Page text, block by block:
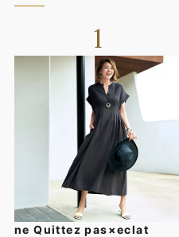
1
ne Quittez pas×eclat